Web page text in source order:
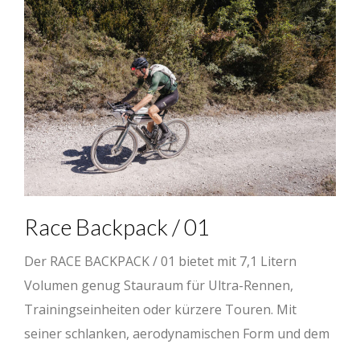
Race Backpack / 01
Der RACE BACKPACK / 01 bietet mit 7,1 Litern
Volumen genug Stauraum für Ultra-Rennen,
Trainingseinheiten oder kürzere Touren. Mit
seiner schlanken, aerodynamischen Form und dem